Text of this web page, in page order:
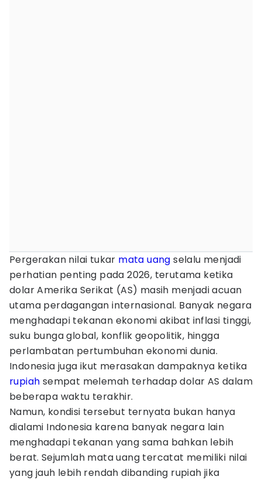
Pergerakan nilai tukar mata uang selalu menjadi
perhatian penting pada 2026, terutama ketika
dolar Amerika Serikat (AS) masih menjadi acuan
utama perdagangan internasional. Banyak negara
menghadapi tekanan ekonomi akibat inflasi tinggi,
suku bunga global, konflik geopolitik, hingga
perlambatan pertumbuhan ekonomi dunia.
Indonesia juga ikut merasakan dampaknya ketika
rupiah sempat melemah terhadap dolar AS dalam
beberapa waktu terakhir.
Namun, kondisi tersebut ternyata bukan hanya
dialami Indonesia karena banyak negara lain
menghadapi tekanan yang sama bahkan lebih
berat. Sejumlah mata uang tercatat memiliki nilai
yang jauh lebih rendah dibanding rupiah jika